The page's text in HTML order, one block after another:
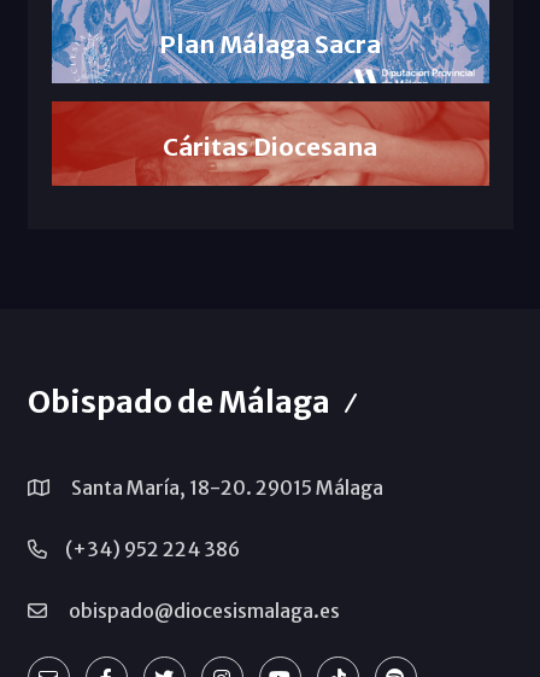
Plan Málaga Sacra
Cáritas Diocesana
Obispado de Málaga
Santa María, 18-20. 29015 Málaga
(+34) 952 224 386
obispado@diocesismalaga.es